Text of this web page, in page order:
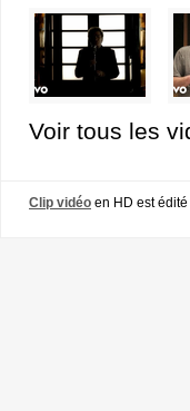
Voir tous les
Clip vidéo en HD est